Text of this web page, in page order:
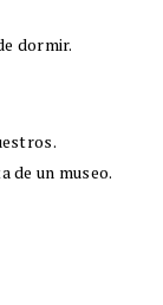
dormir.
de un museo.